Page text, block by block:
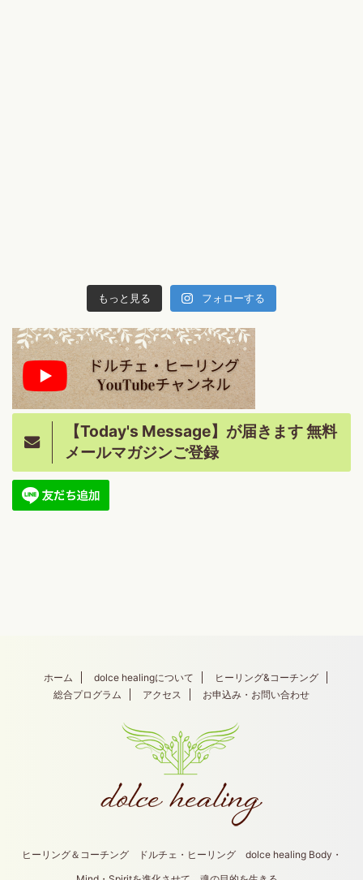
もっと見る フォローする
【Today's Message】が届きます 無料
メールマガジンご登録
ホーム dolce healingについて
ヒーリング&コーチング
総合プログラム
アクセス お申込み・お問い合わせ
ヒーリング＆コーチング ドルチェ・ヒーリング dolce healing Body・